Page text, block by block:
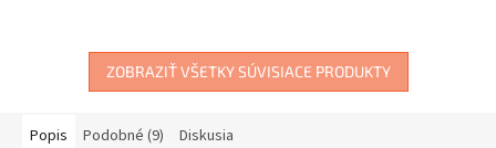
ZOBRAZIŤ VŠETKY SÚVISIACE PRODUKTY
Popis Podobné (9) Diskusia